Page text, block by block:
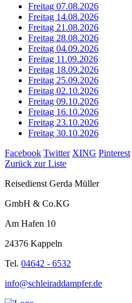
Freitag 07.08.2026
Freitag 14.08.2026
Freitag 21.08.2026
Freitag 28.08.2026
Freitag 04.09.2026
Freitag 11.09.2026
Freitag 18.09.2026
Freitag 25.09.2026
Freitag 02.10.2026
Freitag 09.10.2026
Freitag 16.10.2026
Freitag 23.10.2026
Freitag 30.10.2026
Facebook Twitter XING Pinterest
Zurück zur Liste
Reisedienst Gerda Müller
GmbH & Co.KG
Am Hafen 10
24376 Kappeln
Tel. 04642 - 6532
info@schleiraddampfer.de